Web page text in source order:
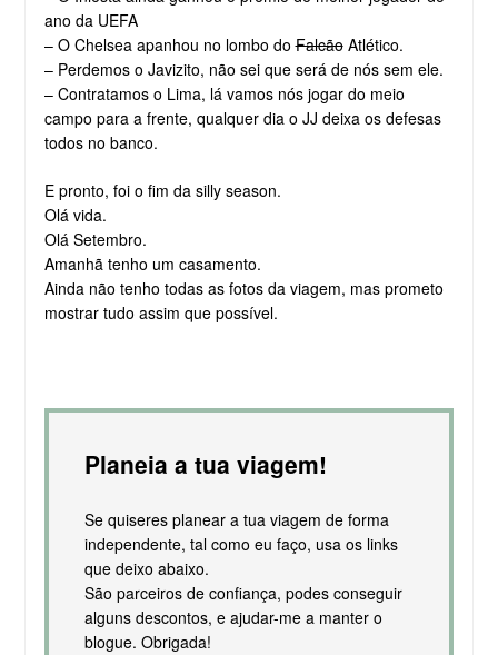
ano da UEFA
– O Chelsea apanhou no lombo doFalcãoAtlético.
– Perdemos o Javizito, não sei que será de nós sem ele.
– Contratamos o Lima, lá vamos nós jogar do meio
campo para a frente, qualquer dia o JJ deixa os defesas
todos no banco.
E pronto, foi o fim da silly season.
Olá vida.
Olá Setembro.
Amanhã tenho um casamento.
Ainda não tenho todas as fotos da viagem, mas prometo
mostrar tudo assim que possível.
Planeia a tua viagem!
Se quiseres planear a tua viagem de forma
independente, tal como eu faço, usa os links
que deixo abaixo.
São parceiros de confiança, podes conseguir
alguns descontos, e ajudar-me a manter o
blogue. Obrigada!